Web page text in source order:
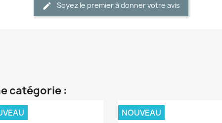
Soyez le premier à donner votre avis
catégorie :
NOUVEAU